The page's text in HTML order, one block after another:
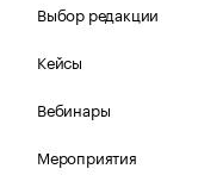
Выбор редакции
Кейсы
Вебинары
Мероприятия